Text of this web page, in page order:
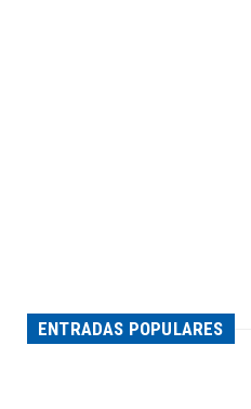
ENTRADAS POPULARES